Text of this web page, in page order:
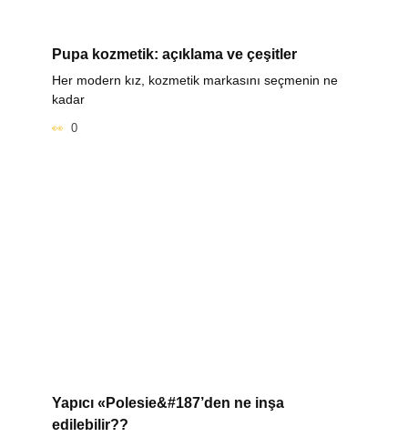
Pupa kozmetik: açıklama ve çeşitler
Her modern kız, kozmetik markasını seçmenin ne
kadar
0
Yapıcı «Polesie&#187’den ne inşa
edilebilir??